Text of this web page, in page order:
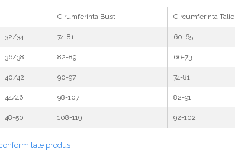
Cirumferinta Bust Circumferinta Talie
32/34 74-81 60-65
36/38 82-89 66-73
40/42 90-97 74-81
44/46 98-107 82-91
48-50 108-119 92-102
produs